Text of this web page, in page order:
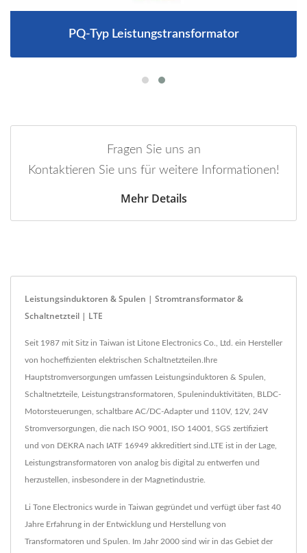
PQ-Typ Leistungstransformator
Fragen Sie uns an
Kontaktieren Sie uns für weitere Informationen!
Mehr Details
Leistungsinduktoren & Spulen | Stromtransformator &
Schaltnetzteil | LTE
Seit 1987 mit Sitz in Taiwan ist Litone Electronics Co., Ltd. ein Hersteller
von hocheffizienten elektrischen Schaltnetzteilen.Ihre
Hauptstromversorgungen umfassen Leistungsinduktoren & Spulen,
Schaltnetzteile, Leistungstransformatoren, Spuleninduktivitäten, BLDC-
Motorsteuerungen, schaltbare AC/DC-Adapter und 110V, 12V, 24V
Stromversorgungen, die nach ISO 9001, ISO 14001, SGS zertifiziert
und von DEKRA nach IATF 16949 akkreditiert sind.LTE ist in der Lage,
Leistungstransformatoren von analog bis digital zu entwerfen und
herzustellen, insbesondere in der Magnetindustrie.
Li Tone Electronics wurde in Taiwan gegründet und verfügt über fast 40
Jahre Erfahrung in der Entwicklung und Herstellung von
Transformatoren und Spulen. Im Jahr 2000 sind wir in das Gebiet der